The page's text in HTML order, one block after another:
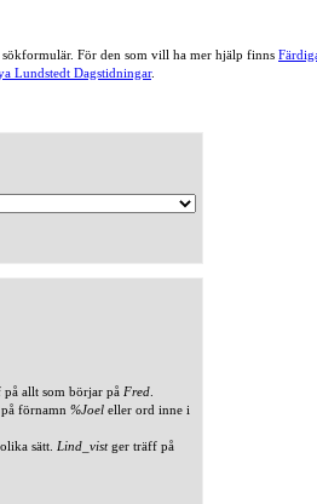
För den som vill ha mer hjälp finns
Lundstedt Dagstidningar.
på allt som börjar på Fred
förnamn %Joel eller ord inne i
sätt. Lind_vistger träff på